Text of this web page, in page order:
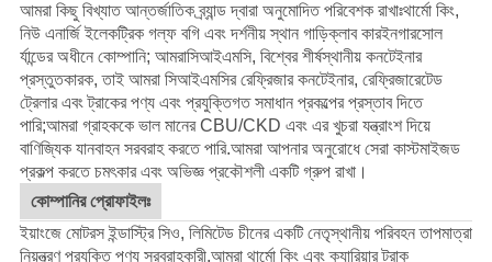
আমরা কিছু বিখ্যাত আন্তর্জাতিক ব্র্যান্ড দ্বারা অনুমোদিত পরিবেশক রাখাঃথার্মো কিং,
নিউ এনার্জি ইলেকট্রিক গল্ফ বগি এবং দর্শনীয় স্থান গাড়িক্লাব কারইনগারসোল
র্যান্ডের অধীনে কোম্পানি; আমরাসিআইএমসি, বিশ্বের শীর্ষস্থানীয় কনটেইনার
প্রস্তুতকারক, তাই আমরা সিআইএমসির রেফ্রিজার কনটেইনার, রেফ্রিজারেটেড
ট্রেলার এবং ট্রাকের পণ্য এবং প্রযুক্তিগত সমাধান প্রকল্পের প্রস্তাব দিতে
পারি;আমরা গ্রাহককে ভাল মানের CBU/CKD এবং এর খুচরা যন্ত্রাংশ দিয়ে
বাণিজ্যিক যানবাহন সরবরাহ করতে পারি.আমরা আপনার অনুরোধে সেরা কাস্টমাইজড
প্রকল্প করতে চমৎকার এবং অভিজ্ঞ প্রকৌশলী একটি গ্রুপ রাখা।
কোম্পানির প্রোফাইলঃ
ইয়াংজে মোটরস ইন্ডাস্ট্রি সিও, লিমিটেড চীনের একটি নেতৃস্থানীয় পরিবহন তাপমাত্রা
নিয়ন্ত্রণ প্রযুক্তি পণ্য সরবরাহকারী,আমরা থার্মো কিং এবং ক্যারিয়ার ট্রাক